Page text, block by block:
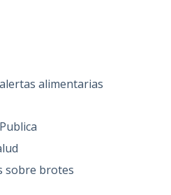
alimentarias
sobre brotes